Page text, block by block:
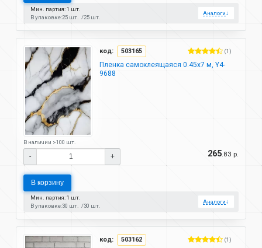
Мин. партия: 1 шт.
В упаковке:25 шт. 25 шт.
Аналоги↓
код: 503165 (1)
Пленка самоклеящаяся 0.45х7 м, Y4-
9688
В наличии >100 шт.
- + 265.83 р.
В корзину
Мин. партия: 1 шт.
В упаковке:30 шт. 30 шт.
Аналоги↓
код: 503162 (1)